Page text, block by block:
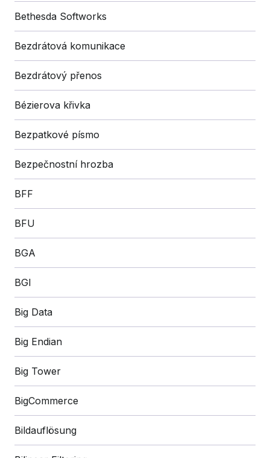
Bethesda Softworks
Bezdrátová komunikace
Bezdrátový přenos
Bézierova křivka
Bezpatkové písmo
Bezpečnostní hrozba
BFF
BFU
BGA
BGI
Big Data
Big Endian
Big Tower
BigCommerce
Bildauflösung